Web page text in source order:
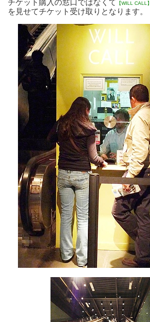
チケット購入の窓口ではなくて 【WILL CALL】
を見せてチケット受け取りとなります。